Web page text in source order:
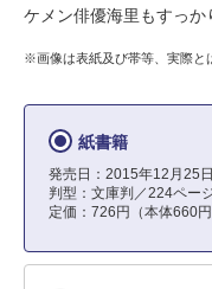
ケメン俳優海里もすっか
※画像は表紙及び帯等、実際と
紙書籍
発売日：2015年12月25日
判型：文庫判／224ペー
定価：726円（本体660円